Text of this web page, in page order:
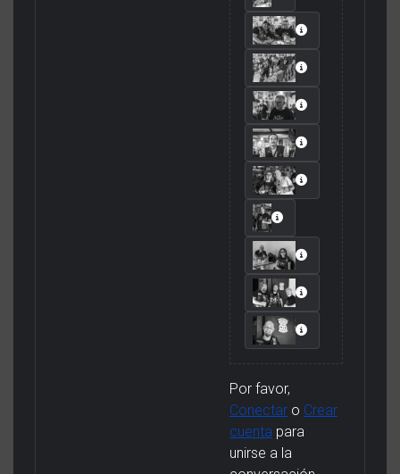
Por favor,
ConectaroCrear
cuentapara